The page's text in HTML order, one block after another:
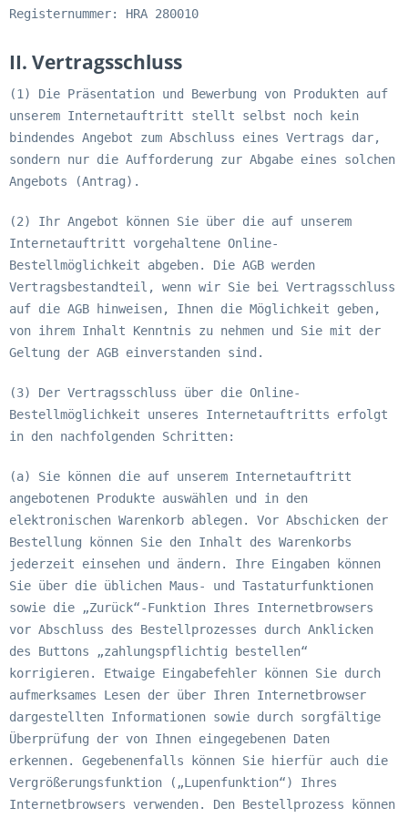
Registernummer: HRA 280010
II. Vertragsschluss
(1) Die Präsentation und Bewerbung von Produkten auf
unserem Internetauftritt stellt selbst noch kein
bindendes Angebot zum Abschluss eines Vertrags dar,
sondern nur die Aufforderung zur Abgabe eines solchen
Angebots (Antrag).
(2) Ihr Angebot können Sie über die auf unserem
Internetauftritt vorgehaltene Online-
Bestellmöglichkeit abgeben. Die AGB werden
Vertragsbestandteil, wenn wir Sie bei Vertragsschluss
auf die AGB hinweisen, Ihnen die Möglichkeit geben,
von ihrem Inhalt Kenntnis zu nehmen und Sie mit der
Geltung der AGB einverstanden sind.
(3) Der Vertragsschluss über die Online-
Bestellmöglichkeit unseres Internetauftritts erfolgt
in den nachfolgenden Schritten:
(a) Sie können die auf unserem Internetauftritt
angebotenen Produkte auswählen und in den
elektronischen Warenkorb ablegen. Vor Abschicken der
Bestellung können Sie den Inhalt des Warenkorbs
jederzeit einsehen und ändern. Ihre Eingaben können
Sie über die üblichen Maus- und Tastaturfunktionen
sowie die „Zurück“-Funktion Ihres Internetbrowsers
vor Abschluss des Bestellprozesses durch Anklicken
des Buttons „zahlungspflichtig bestellen“
korrigieren. Etwaige Eingabefehler können Sie durch
aufmerksames Lesen der über Ihren Internetbrowser
dargestellten Informationen sowie durch sorgfältige
Überprüfung der von Ihnen eingegebenen Daten
erkennen. Gegebenenfalls können Sie hierfür auch die
Vergrößerungsfunktion („Lupenfunktion“) Ihres
Internetbrowsers verwenden. Den Bestellprozess können